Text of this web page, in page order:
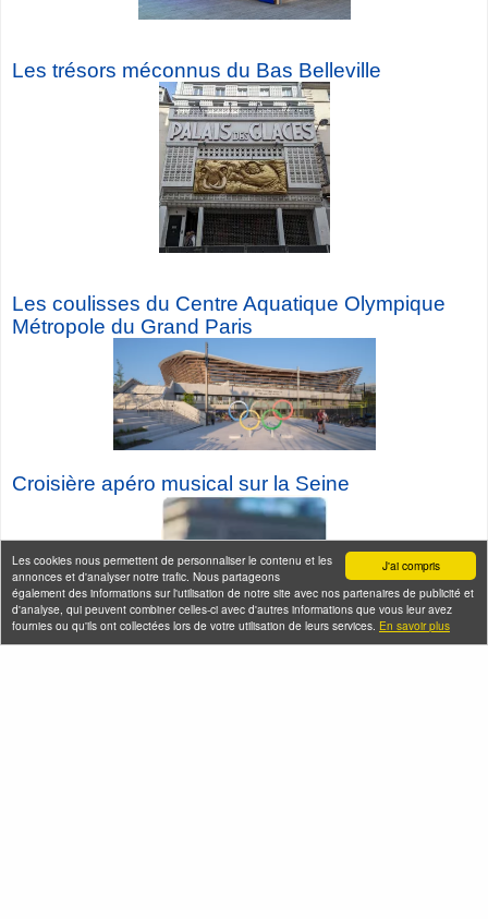
J'ai compris
Les cookies nous permettent de personnaliser le contenu et les
annonces et d'analyser notre trafic. Nous partageons
également des informations sur l'utilisation de notre site avec nos partenaires de publicité et
d'analyse, qui peuvent combiner celles-ci avec d'autres informations que vous leur avez
fournies ou qu'ils ont collectées lors de votre utilisation de leurs services. En savoir plus
Les trésors méconnus du Bas Belleville
Les coulisses du Centre Aquatique Olympique
Métropole du Grand Paris
Croisière apéro musical sur la Seine